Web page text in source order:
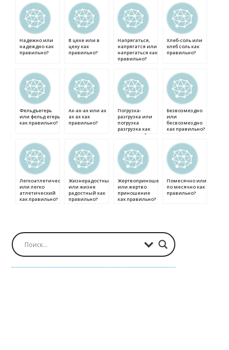
Надежно или
надеждно как
правильно?
В цехе или в
цеху как
правильно?
Напрягаться,
напрягатся или
напрегаться как
правильно?
Хлеб-соль или
хлеб соль как
правильно?
Фельдъегерь
или фельд егерь
как правильно?
Ах-ах-ах или ах
ах ах как
правильно?
Погрузка-
разгрузка или
погрузка
разгрузка как
правильно?
Безвозмездно
или
бесвозмездно
как правильно?
Легкоатлетический
или легко
атлетический
как правильно?
Жизнерадостный
или жизне
радостный как
правильно?
Жертвоприношение
или жертво
приношение
как правильно?
Помесячно или
по месячно как
правильно?